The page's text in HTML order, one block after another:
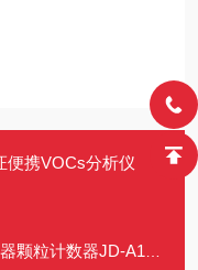
便携VOCs分析仪
粒计数器JD-A1035